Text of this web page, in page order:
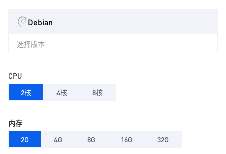
Debian
选择版本
CPU
2核
4核 8核
内存
2G
4G 8G 16G 32G